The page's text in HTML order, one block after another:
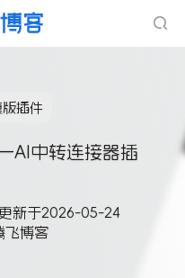
版插件
AI中转连接器插
新于2026-05-24
飞博客